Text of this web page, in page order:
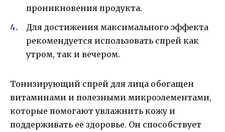
проникновения продукта.
Для достижения максимального эффекта
рекомендуется использовать спрей как
утром, так и вечером.
Тонизирующий спрей для лица обогащен
витаминами и полезными микроэлементами,
которые помогают увлажнить кожу и
поддерживать ее здоровье. Он способствует